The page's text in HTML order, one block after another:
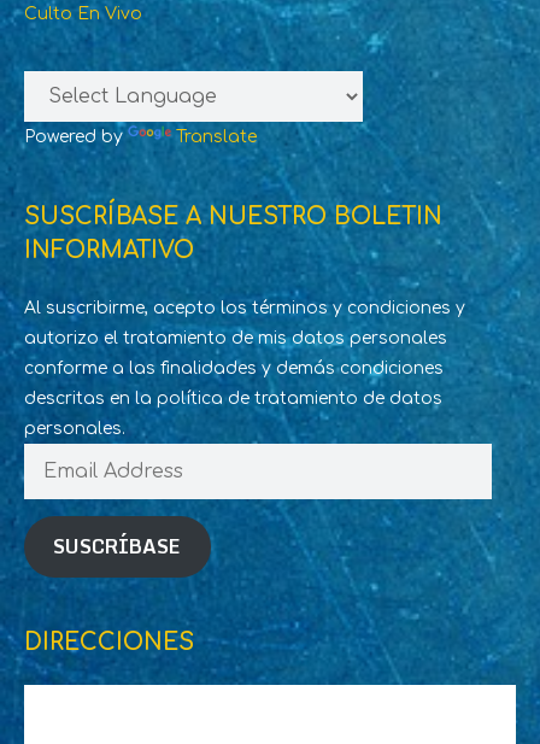
Culto En Vivo
Powered by Translate
SUSCRÍBASE A NUESTRO BOLETIN
INFORMATIVO
Al suscribirme, acepto los términos y condiciones y
autorizo el tratamiento de mis datos personales
conforme a las finalidades y demás condiciones
descritas en la política de tratamiento de datos
personales.
Address
SUSCRÍBASE
DIRECCIONES